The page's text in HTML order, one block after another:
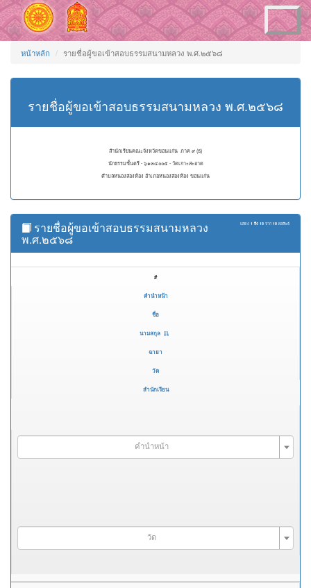
Toggle
navigation
หน้าหลัก รายชื่อผู้ขอเข้าสอบธรรมสนามหลวง พ.ศ.๒๕๖๘
รายชื่อผู้ขอเข้าสอบธรรมสนามหลวง พ.ศ.๒๕๖๘
สำนักเรียนคณะจังหวัดขอนแก่น ภาค ๙ (ธ)
นักธรรมชั้นตรี - ๖๑๓๔๐๐๕ - วัดเกาะสะอาด
ตำบลหนองสองห้อง อำเภอหนองสองห้อง ขอนแก่น
แสดง 1 ถึง 18 จาก 18 ผลลัพธ์
รายชื่อผู้ขอเข้าสอบธรรมสนามหลวง
พ.ศ.๒๕๖๘
#
คำนำหน้า
ชื่อ
นามสกุล
ฉายา
วัด
สำนักเรียน
คำนำหน้า
วัด